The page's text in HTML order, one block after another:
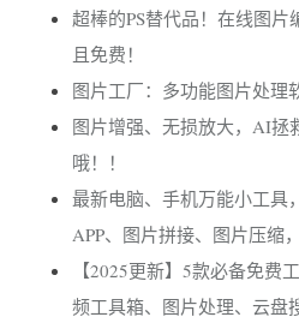
超棒的PS替代品！在线图
且免费！
图片工厂：多功能图片处理
图片增强、无损放大，AI拯
哦！！
最新电脑、手机万能小工具
APP、图片拼接、图片压缩
【2025更新】5款必备免费
频工具箱、图片处理、云盘